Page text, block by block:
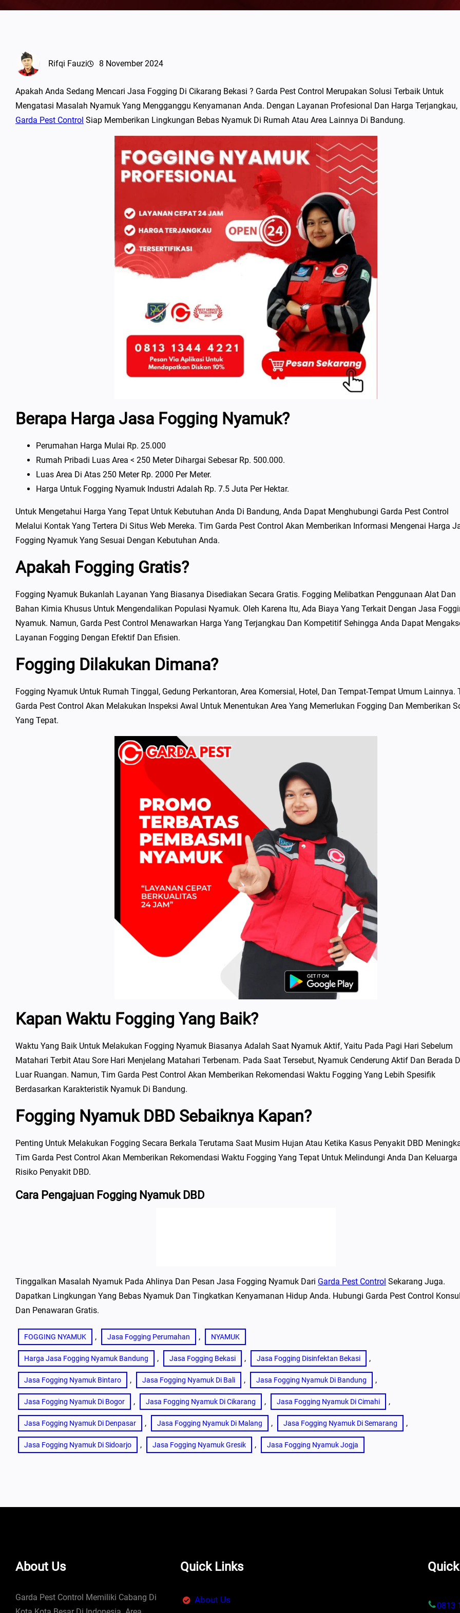
Rifqi Fauzi 8 November 2024
Apakah Anda Sedang Mencari Jasa Fogging Di Cikarang Bekasi ? Garda Pest Control Merupakan Solusi Terbaik Untuk
Mengatasi Masalah Nyamuk Yang Mengganggu Kenyamanan Anda. Dengan Layanan Profesional Dan Harga Terjangkau,
Garda Pest Control Siap Memberikan Lingkungan Bebas Nyamuk Di Rumah Atau Area Lainnya Di Bandung.
Berapa Harga Jasa Fogging Nyamuk?
Perumahan Harga Mulai Rp. 25.000
Rumah Pribadi Luas Area < 250 Meter Dihargai Sebesar Rp. 500.000.
Luas Area Di Atas 250 Meter Rp. 2000 Per Meter.
Harga Untuk Fogging Nyamuk Industri Adalah Rp. 7.5 Juta Per Hektar.
Untuk Mengetahui Harga Yang Tepat Untuk Kebutuhan Anda Di Bandung, Anda Dapat Menghubungi Garda Pest Control
Melalui Kontak Yang Tertera Di Situs Web Mereka. Tim Garda Pest Control Akan Memberikan Informasi Mengenai Harga
Fogging Nyamuk Yang Sesuai Dengan Kebutuhan Anda.
Apakah Fogging Gratis?
Fogging Nyamuk Bukanlah Layanan Yang Biasanya Disediakan Secara Gratis. Fogging Melibatkan Penggunaan Alat Dan
Bahan Kimia Khusus Untuk Mengendalikan Populasi Nyamuk. Oleh Karena Itu, Ada Biaya Yang Terkait Dengan Jasa
Nyamuk. Namun, Garda Pest Control Menawarkan Harga Yang Terjangkau Dan Kompetitif Sehingga Anda Dapat
Layanan Fogging Dengan Efektif Dan Efisien.
Fogging Dilakukan Dimana?
Fogging Nyamuk Untuk Rumah Tinggal, Gedung Perkantoran, Area Komersial, Hotel, Dan Tempat-Tempat Umum Lainnya.
Garda Pest Control Akan Melakukan Inspeksi Awal Untuk Menentukan Area Yang Memerlukan Fogging Dan Memberikan
Yang Tepat.
Kapan Waktu Fogging Yang Baik?
Waktu Yang Baik Untuk Melakukan Fogging Nyamuk Biasanya Adalah Saat Nyamuk Aktif, Yaitu Pada Pagi Hari Sebelum
Matahari Terbit Atau Sore Hari Menjelang Matahari Terbenam. Pada Saat Tersebut, Nyamuk Cenderung Aktif Dan Berada
Luar Ruangan. Namun, Tim Garda Pest Control Akan Memberikan Rekomendasi Waktu Fogging Yang Lebih Spesifik
Berdasarkan Karakteristik Nyamuk Di Bandung.
Fogging Nyamuk DBD Sebaiknya Kapan?
Penting Untuk Melakukan Fogging Secara Berkala Terutama Saat Musim Hujan Atau Ketika Kasus Penyakit DBD
Tim Garda Pest Control Akan Memberikan Rekomendasi Waktu Fogging Yang Tepat Untuk Melindungi Anda Dan Keluarga
Risiko Penyakit DBD.
Cara Pengajuan Fogging Nyamuk DBD
Tinggalkan Masalah Nyamuk Pada Ahlinya Dan Pesan Jasa Fogging Nyamuk Dari Garda Pest Control Sekarang Juga.
Dapatkan Lingkungan Yang Bebas Nyamuk Dan Tingkatkan Kenyamanan Hidup Anda. Hubungi Garda Pest Control
Dan Penawaran Gratis.
FOGGING NYAMUK , Jasa Fogging Perumahan , NYAMUK
Harga Jasa Fogging Nyamuk Bandung , Jasa Fogging Bekasi , Jasa Fogging Disinfektan Bekasi ,
Jasa Fogging Nyamuk Bintaro , Jasa Fogging Nyamuk Di Bali , Jasa Fogging Nyamuk Di Bandung ,
Jasa Fogging Nyamuk Di Bogor , Jasa Fogging Nyamuk Di Cikarang , Jasa Fogging Nyamuk Di Cimahi ,
Jasa Fogging Nyamuk Di Denpasar , Jasa Fogging Nyamuk Di Malang , Jasa Fogging Nyamuk Di Semarang ,
Jasa Fogging Nyamuk Di Sidoarjo , Jasa Fogging Nyamuk Gresik , Jasa Fogging Nyamuk Jogja
About Us
Garda Pest Control Memiliki Cabang Di
Quick Links
About Us
0813